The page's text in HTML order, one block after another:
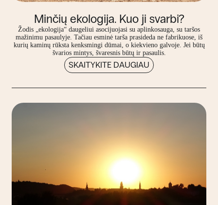
Minčių ekologija. Kuo ji svarbi?
Žodis „ekologija“ daugeliui asocijuojasi su aplinkosauga, su taršos
mažinimu pasaulyje. Tačiau esminė tarša prasideda ne fabrikuose, iš
kurių kaminų rūksta kenksmingi dūmai, o kiekvieno galvoje. Jei būtų
švarios mintys, švaresnis būtų ir pasaulis.
SKAITYKITE DAUGIAU